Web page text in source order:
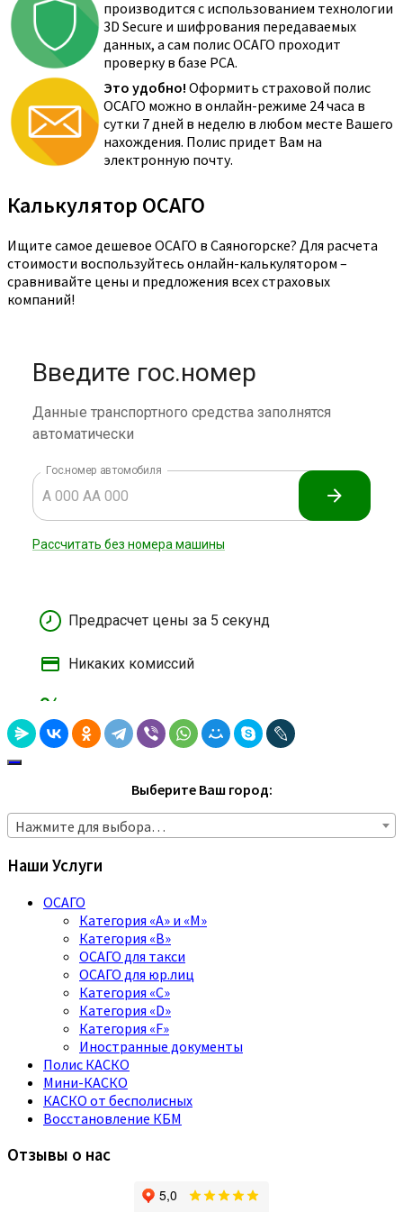
производится с использованием технологии
3D Secure и шифрования передаваемых
данных, а сам полис ОСАГО проходит
проверку в базе РСА.
Это удобно! Оформить страховой полис
ОСАГО можно в онлайн-режиме 24 часа в
сутки 7 дней в неделю в любом месте Вашего
нахождения. Полис придет Вам на
электронную почту.
Калькулятор ОСАГО
Ищите самое дешевое ОСАГО в Саяногорске? Для расчета
стоимости воспользуйтесь онлайн-калькулятором –
сравнивайте цены и предложения всех страховых
компаний!